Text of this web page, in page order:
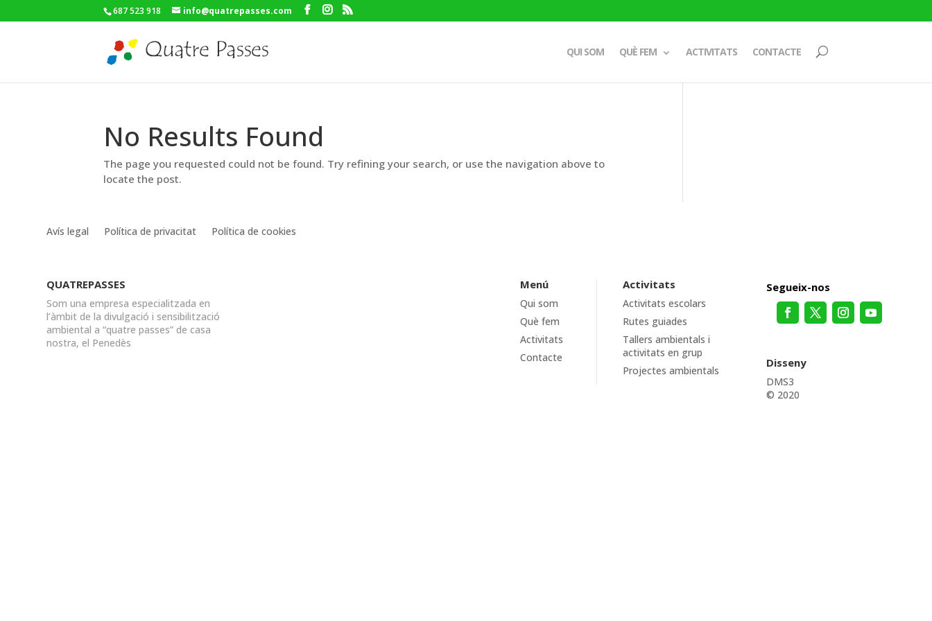
687 523 918 info@quatrepasses.com
QUI SOM QUÈ FEM ACTIVITATS CONTACTE
No Results Found
The page you requested could not be found. Try refining your search, or use the navigation above to
locate the post.
Avís legal Política de privacitat Política de cookies
QUATREPASSES
Som una empresa especialitzada en
l’àmbit de la divulgació i sensibilització
ambiental a “quatre passes” de casa
nostra, el Penedès
Menú
Qui som
Què fem
Activitats
Contacte
Activitats
Activitats escolars
Rutes guiades
Tallers ambientals i
activitats en grup
Projectes ambientals
Segueix-nos
Disseny
DMS3
© 2020